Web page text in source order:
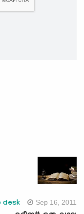
desk Sep 16, 2011